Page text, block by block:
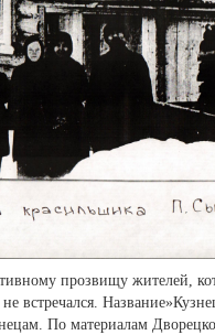
прозвищу жителей,
встречался.
По материалам